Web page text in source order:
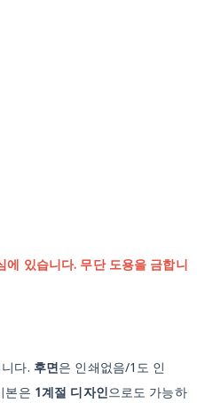
에 있습니다. 무단 도용을 금합니
다. 후면은 인쇄없음/1도 인
본은 1계절 디자인으로도 가능하